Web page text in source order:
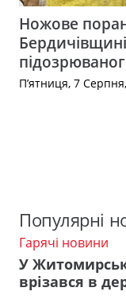
Ножове
П’ятниця, 7
Популярні
Гарячі новини
У
врізався в